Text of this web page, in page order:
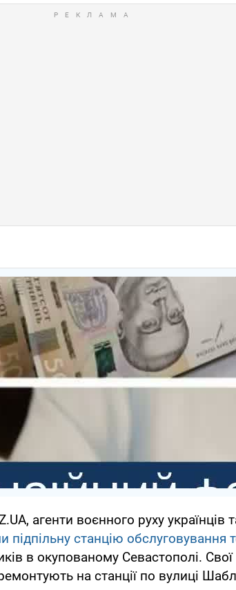
агенти воєнного руху українців
підпільну станцію обслуговування
в окупованому Севастополі.
на станції по вулиці